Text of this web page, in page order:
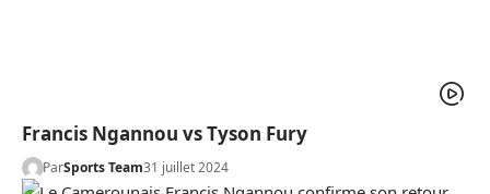
Francis Ngannou vs Tyson Fury
ParSports Team31 juillet 2024